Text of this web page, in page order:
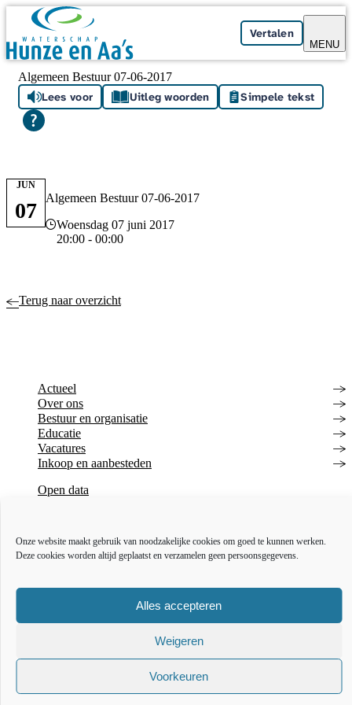
Onze website maakt gebruik van noodzakelijke cookies om goed te kunnen werken.
Deze cookies worden altijd geplaatst en verzamelen geen persoonsgegevens.
Alles accepteren
Weigeren
Voorkeuren
Skip navigation
Vertalen
MENU
Algemeen Bestuur 07-06-2017
Lees voor Uitleg woorden Simpele tekst
Algemeen Bestuur 07-06-2017
Datum en tijd
Woensdag 07 juni 2017
20:00 - 00:00
JUN
07
Terug naar overzicht
Actueel
Over ons
Bestuur en organisatie
Educatie
Vacatures
Inkoop en aanbesteden
Open data